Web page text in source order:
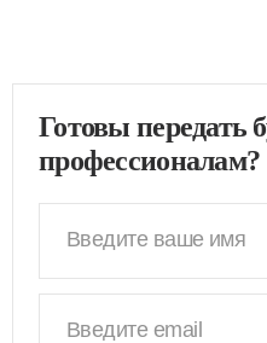
Готовы передать
профессионалам?